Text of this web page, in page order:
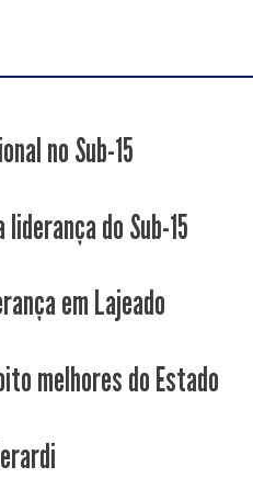
no Sub-15
do Sub-15
em Lajeado
melhores do Estado